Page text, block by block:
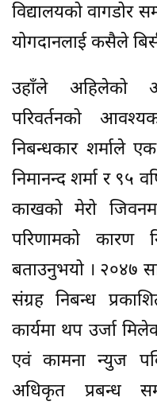
विद्यालयको वागडोर
योगदानलाई कसैले
उहाँले अहिलेको
परिवर्तनको
निबन्धकार शर्माले
निमानन्द शर्मा र ९५
काखको मेरो
परिणामको कारण
बताउनुभयो । २०४७
संग्रह निबन्ध
कार्यमा थप उर्जा
एवं कामना न्युज
अधिकृत प्रबन्ध